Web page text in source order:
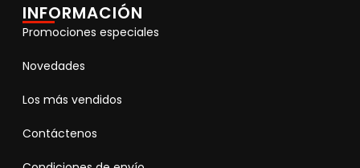
INFORMACIÓN
Promociones especiales
Novedades
Los más vendidos
Contáctenos